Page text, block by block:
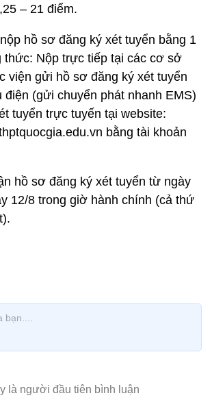
– 21 điểm.
hồ sơ đăng ký xét tuyển bằng 1
thức: Nộp trực tiếp tại các cơ sở
viện gửi hồ sơ đăng ký xét tuyển
(gửi chuyển phát nhanh EMS)
tuyển trực tuyến tại website:
bằng tài khoản
hồ sơ đăng ký xét tuyển từ ngày
12/8 trong giờ hành chính (cả thứ